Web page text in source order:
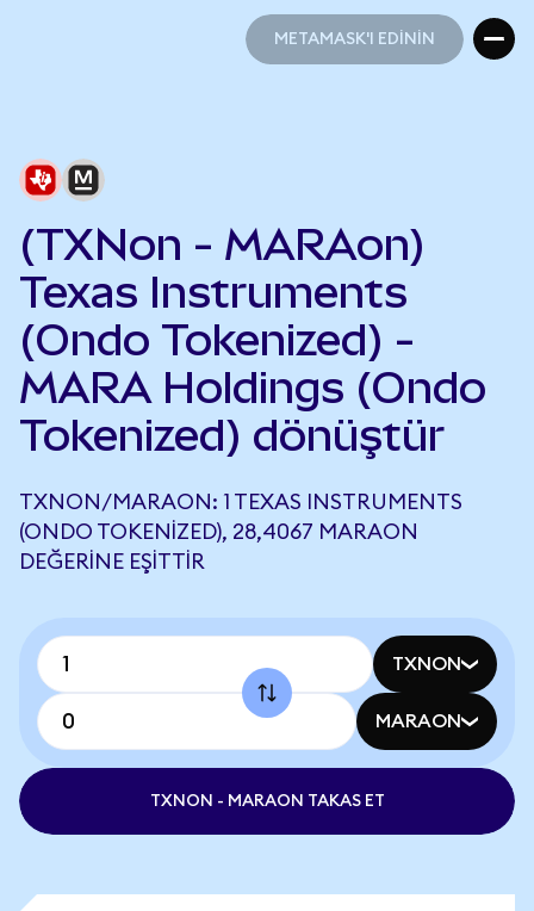
METAMASK'I EDİNİN
(TXNon - MARAon)
Texas Instruments
(Ondo Tokenized) -
MARA Holdings (Ondo
Tokenized) dönüştür
TXNON/MARAON: 1 TEXAS INSTRUMENTS
(ONDO TOKENIZED), 28,4067 MARAON
DEĞERINE EŞITTIR
TXNON
MARAON
TXNON - MARAON TAKAS ET